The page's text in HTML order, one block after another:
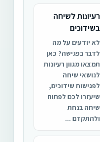
רעיונות לשיחה
בשידוכים
לא יודעים על מה
לדבר בפגישה? כאן
תמצאו מגוון רעיונות
לנושאי שיחה
לפגישות שידוכים,
שיעזרו לכם לפתוח
שיחה בנחת
ולהתקדם ...